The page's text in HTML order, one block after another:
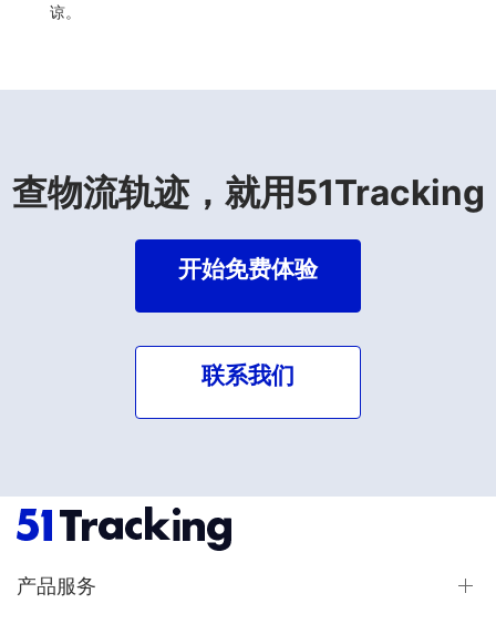
谅。
查物流轨迹，就用51Tracking
开始免费体验
联系我们
产品服务